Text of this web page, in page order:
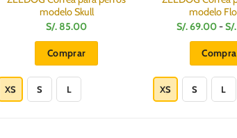
modelo Skull
S/.85.00
Comprar
producto
tiene
XS S L
modelo
S/.69.00-S/.
tiene
XS S L